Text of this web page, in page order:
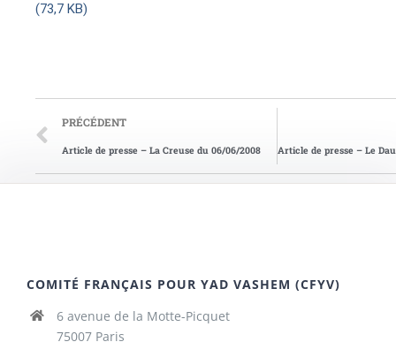
(73,7 KB)
PRÉCÉDENT
Article de presse – La Creuse du 06/06/2008
COMITÉ FRANÇAIS POUR YAD VASHEM (CFYV)
6 avenue de la Motte-Picquet
75007 Paris